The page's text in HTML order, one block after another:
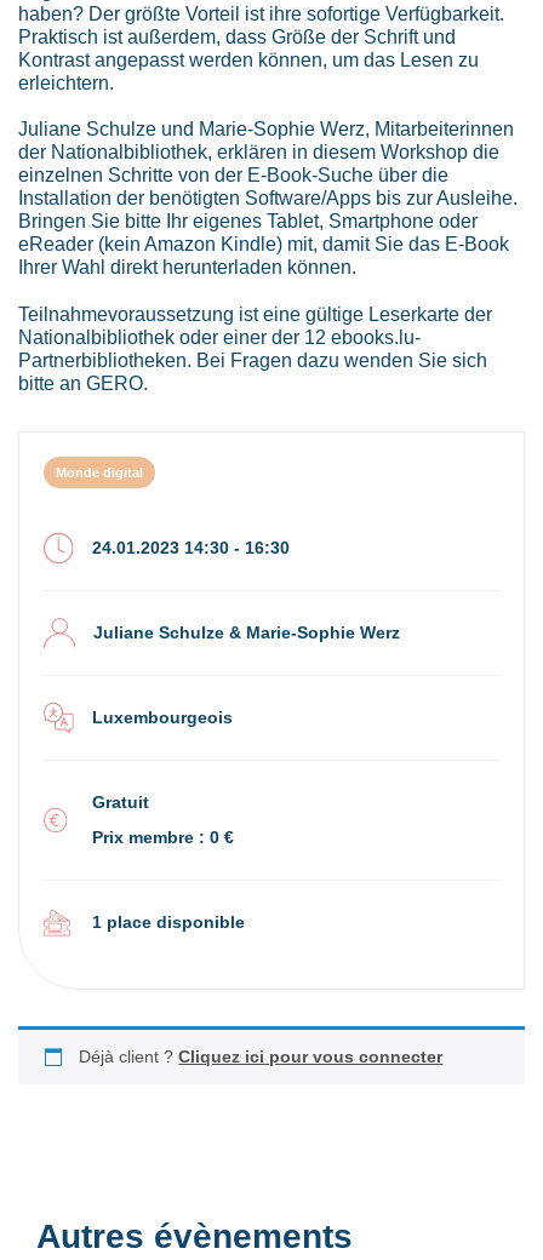
haben? Der größte Vorteil ist ihre sofortige Verfügbarkeit.
Praktisch ist außerdem, dass Größe der Schrift und
Kontrast angepasst werden können, um das Lesen zu
erleichtern.
Juliane Schulze und Marie-Sophie Werz, Mitarbeiterinnen
der Nationalbibliothek, erklären in diesem Workshop die
einzelnen Schritte von der E-Book-Suche über die
Installation der benötigten Software/Apps bis zur Ausleihe.
Bringen Sie bitte Ihr eigenes Tablet, Smartphone oder
eReader (kein Amazon Kindle) mit, damit Sie das E-Book
Ihrer Wahl direkt herunterladen können.
Teilnahmevoraussetzung ist eine gültige Leserkarte der
Nationalbibliothek oder einer der 12 ebooks.lu-
Partnerbibliotheken. Bei Fragen dazu wenden Sie sich
bitte an GERO.
Monde digital
24.01.2023 14:30 - 16:30
Juliane Schulze & Marie-Sophie Werz
Luxembourgeois
Gratuit
Prix membre : 0 €
1 place disponible
Déjà client ?Cliquez ici pour vous connecter
Autres évènements